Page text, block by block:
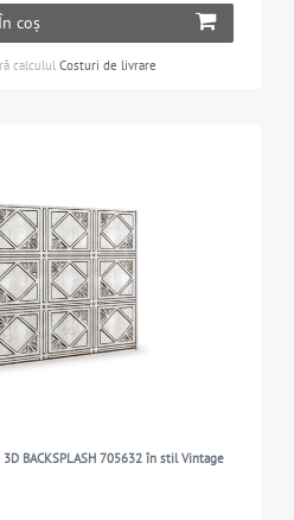
În coș
calculul Costuri de livrare
BACKSPLASH 705632 în stil Vintage